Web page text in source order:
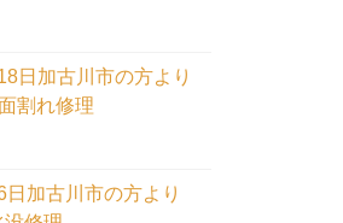
日加古川市の方より
割れ修理
日加古川市の方より